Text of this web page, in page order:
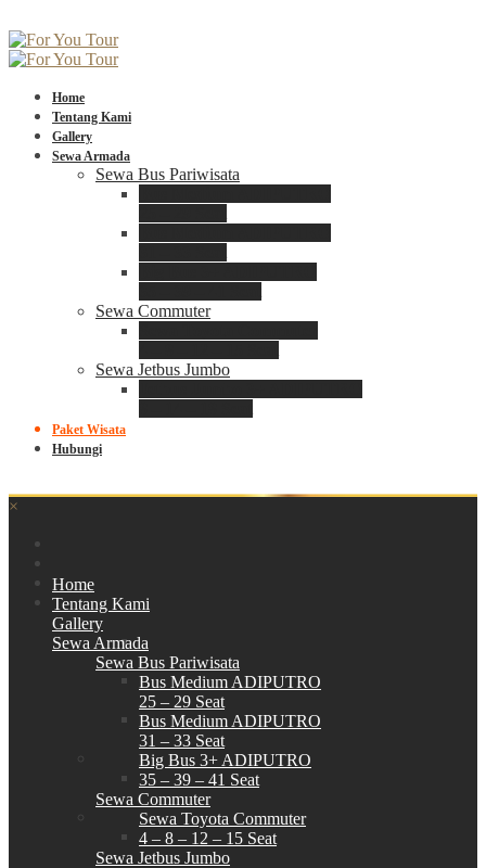
Home
Tentang Kami
Gallery
Sewa Armada
Sewa Bus Pariwisata
Sewa Commuter
Sewa Jetbus Jumbo
Paket Wisata
Hubungi
×
Home
Tentang Kami
Gallery
Sewa Armada
Sewa Bus Pariwisata
Bus Medium ADIPUTRO
25 – 29 Seat
Bus Medium ADIPUTRO
31 – 33 Seat
Big Bus 3+ ADIPUTRO
35 – 39 – 41 Seat
Sewa Commuter
Sewa Toyota Commuter
4 – 8 – 12 – 15 Seat
Sewa Jetbus Jumbo